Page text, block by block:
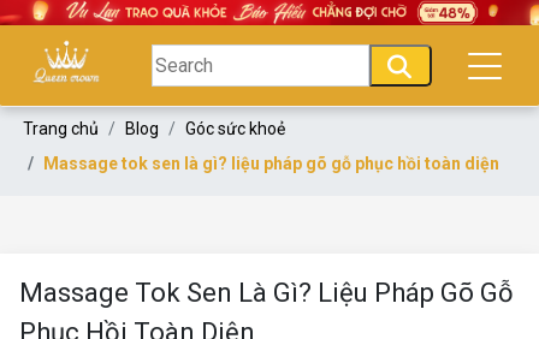
Trang chủ Blog
Góc sức khoẻ
Massage tok sen là gì? liệu pháp gõ gỗ phục hồi toàn diện
Massage Tok Sen Là Gì? Liệu Pháp Gõ Gỗ
Phục Hồi Toàn Diện